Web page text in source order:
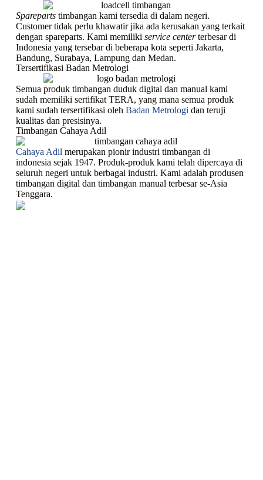
Sparepartstimbangan kami tersedia di dalam negeri.
Customer tidak perlu khawatir jika ada kerusakan yang terkait
dengan spareparts. Kami memiliki service centerterbesar di
Indonesia yang tersebar di beberapa kota seperti Jakarta,
Bandung, Surabaya, Lampung dan Medan.
Tersertifikasi Badan Metrologi
Semua produk timbangan duduk digital dan manual kami
sudah memiliki sertifikat TERA, yang mana semua produk
kami sudah tersertifikasi oleh Badan Metrologi dan teruji
kualitas dan presisinya.
Timbangan Cahaya Adil
Cahaya Adil merupakan pionir industri timbangan di
indonesia sejak 1947. Produk-produk kami telah dipercaya di
seluruh negeri untuk berbagai industri. Kami adalah produsen
timbangan digital dan timbangan manual terbesar se-Asia
Tenggara.